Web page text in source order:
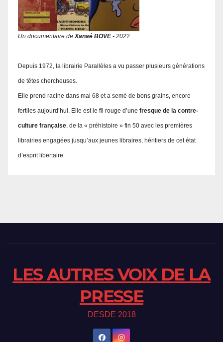
Un documentaire deXanaé BOVE- 2022
Depuis 1972, la librairie Parallèles a vu passer plusieurs générations
de têtes chercheuses.
Elle prend racine dans mai 68 et a semé de bons grains, encore
fertiles aujourd’hui. Elle est le fil rouge d’une fresque de la contre-
culture française, de la « préhistoire » fin 50 avec les premières
librairies engagées jusqu’aux jeunes libraires, héritiers de cet état
d’esprit libertaire.
LES AUTRES VOIX DE LA
PRESSE
DESDE 2018